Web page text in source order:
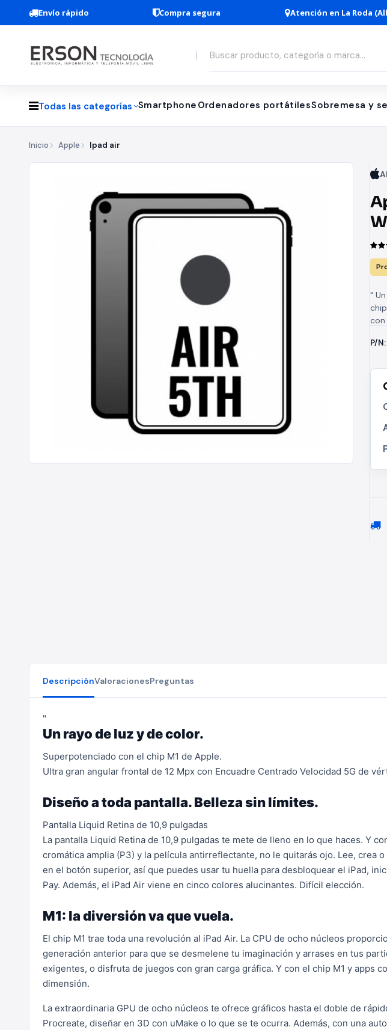
Envío rápido Compra segura Atención en La Roda
Todas las categorías Smartphone Ordenadores portátilesSobremesa y
Inicio Apple Ipad air
"
con
P/N:
DescripciónValoracionesPreguntas
"
Un rayo de luz y de color.
Superpotenciado con el chip M1 de Apple.
Ultra gran angular frontal de 12 Mpx con Encuadre Centrado Velocidad 5G de
Diseño a toda pantalla. Belleza sin límites.
Pantalla Liquid Retina de 10,9 pulgadas
La pantalla Liquid Retina de 10,9 pulgadas te mete de lleno en lo que haces. Y
cromática amplia (P3) y la película antirreflectante, no le quitarás ojo. Lee, crea
en el botón superior, así que puedes usar tu huella para desbloquear el iPad,
Pay. Además, el iPad Air viene en cinco colores alucinantes. Difícil elección.
M1: la diversión va que vuela.
El chip M1 trae toda una revolución al iPad Air. La CPU de ocho núcleos
generación anterior para que se desmelene tu imaginación y arrases en tus
exigentes, o disfruta de juegos con gran carga gráfica. Y con el chip M1 y apps
dimensión.
La extraordinaria GPU de ocho núcleos te ofrece gráficos hasta el doble de
Procreate, diseñar en 3D con uMake o lo que se te ocurra. Además, con una